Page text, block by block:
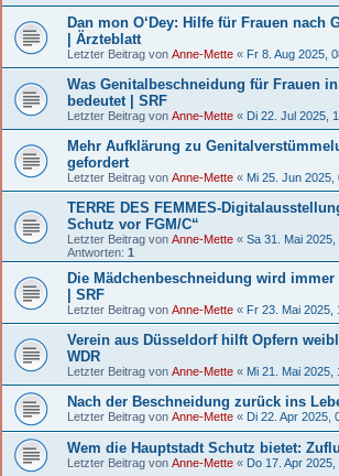
Dan mon O‘Dey: Hilfe für Frauen nach
| Ärzteblatt
Letzter Beitrag von Anne-Mette « Fr 8. Aug 2025,
Was Genitalbeschneidung für Frauen
bedeutet | SRF
Letzter Beitrag von Anne-Mette « Di 22. Jul 2025,
Mehr Aufklärung zu
gefordert
Letzter Beitrag von Anne-Mette « Mi 25. Jun 2025,
TERRE DES FEMMES-
Schutz vor FGM/C“
Letzter Beitrag von Anne-Mette « Sa 31. Mai 2025,
Antworten: 1
Die Mädchenbeschneidung wird
| SRF
Letzter Beitrag von Anne-Mette « Fr 23. Mai 2025,
Verein aus Düsseldorf hilft Opfern
WDR
Letzter Beitrag von Anne-Mette « Mi 21. Mai 2025,
Nach der Beschneidung zurück ins
Letzter Beitrag von Anne-Mette « Di 22. Apr 2025,
Wem die Hauptstadt Schutz bietet:
Letzter Beitrag von Anne-Mette « Do 17. Apr 2025,